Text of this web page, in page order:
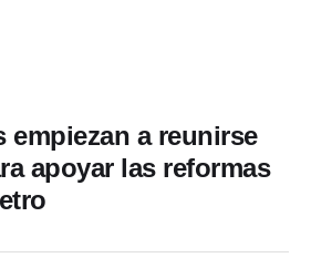
empiezan a reunirse
apoyar las reformas